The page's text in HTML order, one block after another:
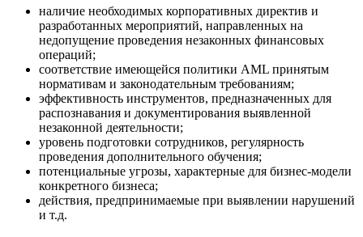
наличие необходимых корпоративных директив и
разработанных мероприятий, направленных на
недопущение проведения незаконных финансовых
операций;
соответствие имеющейся политики AML принятым
нормативам и законодательным требованиям;
эффективность инструментов, предназначенных для
распознавания и документирования выявленной
незаконной деятельности;
уровень подготовки сотрудников, регулярность
проведения дополнительного обучения;
потенциальные угрозы, характерные для бизнес-модели
конкретного бизнеса;
действия, предпринимаемые при выявлении нарушений
и т.д.